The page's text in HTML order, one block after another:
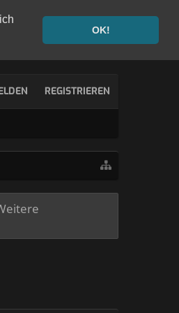
OK!
REGISTRIEREN